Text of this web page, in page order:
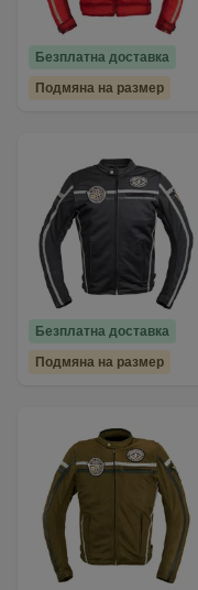
Безплатна доставка
Подмяна на размер
Безплатна доставка
Подмяна на размер